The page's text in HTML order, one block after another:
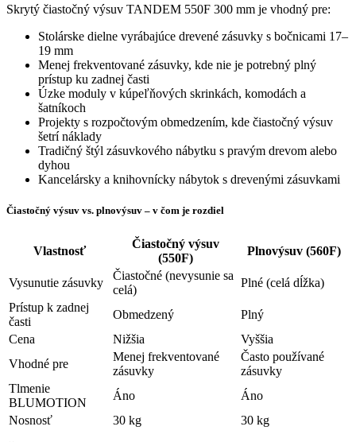
Skrytý čiastočný výsuv TANDEM 550F 300 mm je vhodný pre:
Stolárske dielne vyrábajúce drevené zásuvky s bočnicami 17–
19 mm
Menej frekventované zásuvky, kde nie je potrebný plný
prístup ku zadnej časti
Úzke moduly v kúpeľňových skrinkách, komodách a
šatníkoch
Projekty s rozpočtovým obmedzením, kde čiastočný výsuv
šetrí náklady
Tradičný štýl zásuvkového nábytku s pravým drevom alebo
dyhou
Kancelársky a knihovnícky nábytok s drevenými zásuvkami
Čiastočný výsuv vs. plnovýsuv – v čom je rozdiel
Vlastnosť
Čiastočný výsuv
(550F)
Plnovýsuv (560F)
Vysunutie zásuvky
Čiastočné (nevysunie sa
celá)
Plné (celá dĺžka)
Prístup k zadnej
časti
Obmedzený
Plný
Cena
Nižšia
Vyššia
Vhodné pre
Menej frekventované
zásuvky
Často používané
zásuvky
Tlmenie
BLUMOTION
Áno
Áno
Nosnosť
30 kg 30 kg